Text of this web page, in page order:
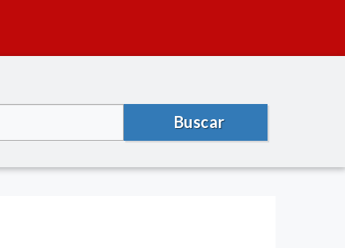
Buscar